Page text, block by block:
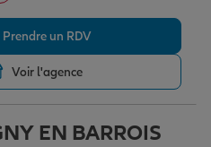
Prendre un RDV
Voir l'agence
EN BARROIS